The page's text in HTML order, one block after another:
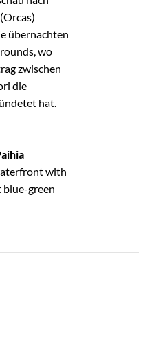
übernachten
wo
zwischen
die
hat.
with
green